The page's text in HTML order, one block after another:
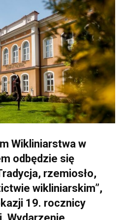
Wikliniarstwa w
odbędzie się
rzemiosło,
wikliniarskim”,
19. rocznicy